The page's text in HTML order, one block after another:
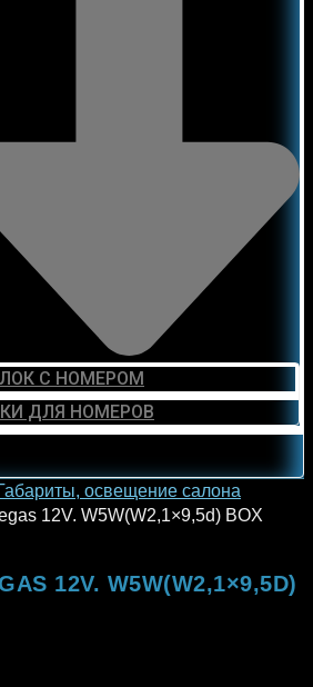
С НОМЕРОМ
ДЛЯ НОМЕРОВ
освещение салона
12V. W5W(W2,1×9,5d) BOX
12V. W5W(W2,1×9,5D)